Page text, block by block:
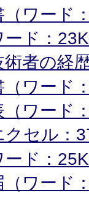
ワード
ド：
者の経
ワード
ワード
セル：
ド：
ワード